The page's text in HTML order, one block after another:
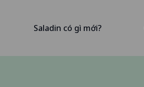
Saladin có gì mới?